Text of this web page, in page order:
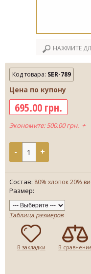
НАЖМИТЕ
Код товара: SER-789
Цена по купону
695.00 грн.
Экономите: 500.00 грн. +
- +
Состав: 80% хлопок 20%
Размер:
Таблица размеров
В закладки В